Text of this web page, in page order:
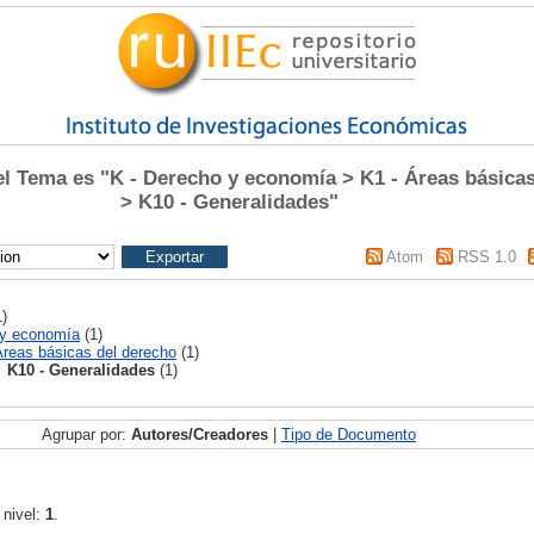
Tema es "K - Derecho y economía > K1 - Áreas
> K10 - Generalidades"
Atom RSS 1.0
economía (1)
básicas del derecho (1)
K10 - Generalidades (1)
Agrupar por: Autores/Creadores | Tipo de Documento
1